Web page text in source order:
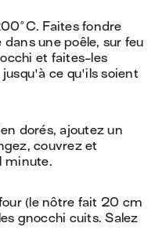
Faites fondre
une poêle, sur feu
et faites-les
ce qu'ils soient
dorés, ajoutez un
couvrez et
minute.
(le nôtre fait 20 cm
gnocchi cuits. Salez